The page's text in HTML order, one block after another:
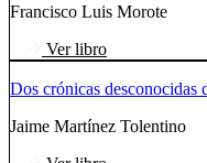
Francisco Luis Morote
Ver libro
Dos crónicas desconocidas
Jaime Martínez Tolentino